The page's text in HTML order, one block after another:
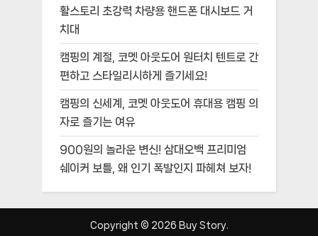
활스토리 초강력 차량용 핸드폰 대시보드 거
치대
캠핑의 계절, 코멧 아웃도어 원터치 텐트로 간
편하고 스타일리시하게 즐기세요!
캠핑의 신세계, 코멧 아웃도어 휴대용 캠핑 의
자로 즐기는 여유
900원의 놀라운 변신! 삼대오백 프리미엄
쉐이커 보틀, 왜 인기 폭발인지 파헤쳐 보자!
Copyright © 2026 Buy Story.